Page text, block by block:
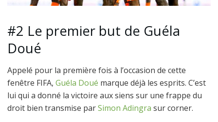
#2 Le premier but de Guéla
Doué
Appelé pour la première fois à l’occasion de cette
fenêtre FIFA, Guéla Doué marque déjà les esprits. C’est
lui qui a donné la victoire aux siens sur une frappe du
droit bien transmise parSimon Adingra sur corner.